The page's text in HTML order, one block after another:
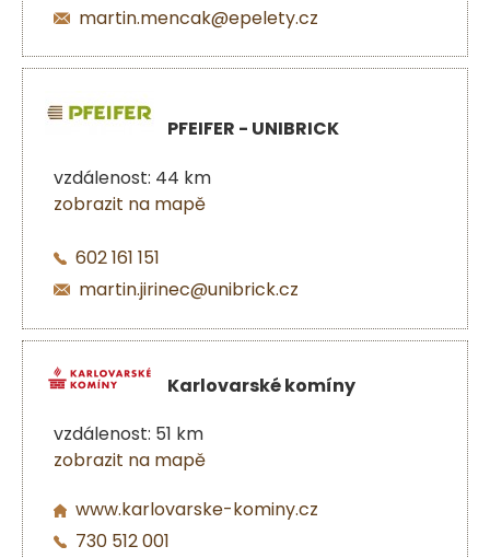
martin.mencak@epelety.cz
PFEIFER - UNIBRICK
vzdálenost: 44 km
zobrazit na mapě
602 161 151
martin.jirinec@unibrick.cz
Karlovarské komíny
vzdálenost: 51 km
zobrazit na mapě
www.karlovarske-kominy.cz
730 512 001